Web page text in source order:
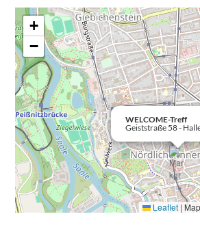
WELCOME-Treff
Geiststraße 58 -
+
−
Leaflet |